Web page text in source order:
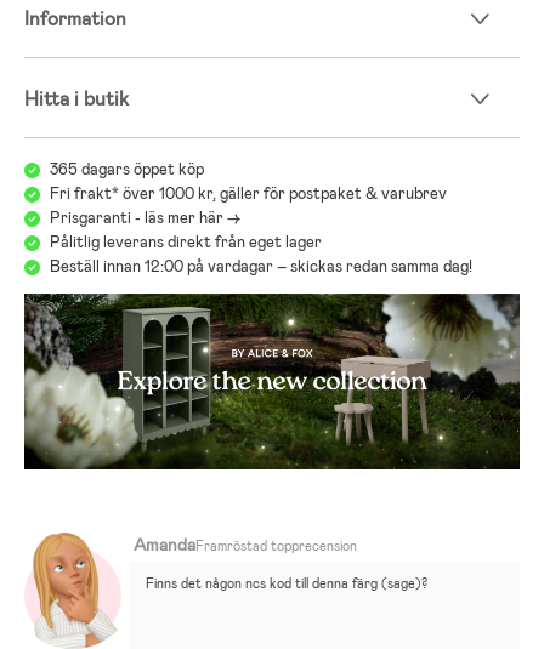
Information
Hitta i butik
365 dagars öppet köp
Fri frakt* över 1000 kr, gäller för postpaket & varubrev
Prisgaranti - läs mer här ->
Pålitlig leverans direkt från eget lager
Beställ innan 12:00 på vardagar – skickas redan samma dag!
AmandaFramröstad topprecension
Finns det någon ncs kod till denna färg (sage)?